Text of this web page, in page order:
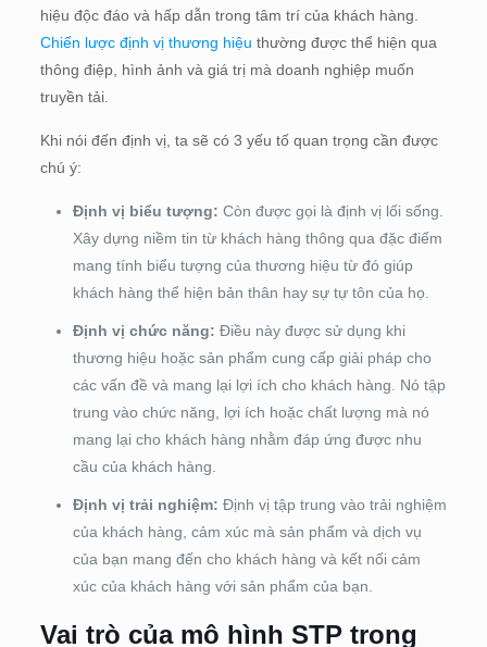
hiệu độc đáo và hấp dẫn trong tâm trí của khách hàng.
Chiến lược định vị thương hiệu thường được thể hiện qua
thông điệp, hình ảnh và giá trị mà doanh nghiệp muốn
truyền tải.
Khi nói đến định vị, ta sẽ có 3 yếu tố quan trọng cần được
chú ý:
Định vị biểu tượng: Còn được gọi là định vị lối sống.
Xây dựng niềm tin từ khách hàng thông qua đặc điểm
mang tính biểu tượng của thương hiệu từ đó giúp
khách hàng thể hiện bản thân hay sự tự tôn của họ.
Định vị chức năng: Điều này được sử dụng khi
thương hiệu hoặc sản phẩm cung cấp giải pháp cho
các vấn đề và mang lại lợi ích cho khách hàng. Nó tập
trung vào chức năng, lợi ích hoặc chất lượng mà nó
mang lại cho khách hàng nhằm đáp ứng được nhu
cầu của khách hàng.
Định vị trải nghiệm: Định vị tập trung vào trải nghiệm
của khách hàng, cảm xúc mà sản phẩm và dịch vụ
của bạn mang đến cho khách hàng và kết nối cảm
xúc của khách hàng với sản phẩm của bạn.
Vai trò của mô hình STP trong